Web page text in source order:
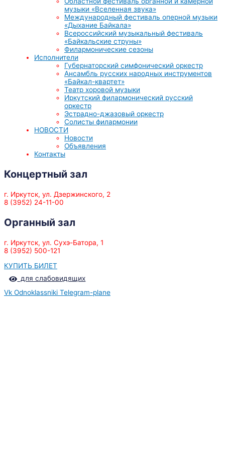
музыки «Вселенная звука»
Международный фестиваль оперной музыки
«Дыхание Байкала»
Всероссийский музыкальный фестиваль
«Байкальские струны»
Филармонические сезоны
Исполнители
Губернаторский симфонический оркестр
Ансамбль русских народных инструментов
«Байкал-квартет»
Театр хоровой музыки
Иркутский филармонический русский
оркестр
Эстрадно-джазовый оркестр
Солисты филармонии
НОВОСТИ
Новости
Объявления
Контакты
Концертный зал
г. Иркутск, ул. Дзержинского, 2
8 (3952) 24-11-00
Органный зал
г. Иркутск, ул. Сухэ-Батора, 1
8 (3952) 500-121
КУПИТЬ БИЛЕТ
для слабовидящих
Vk Odnoklassniki Telegram-plane